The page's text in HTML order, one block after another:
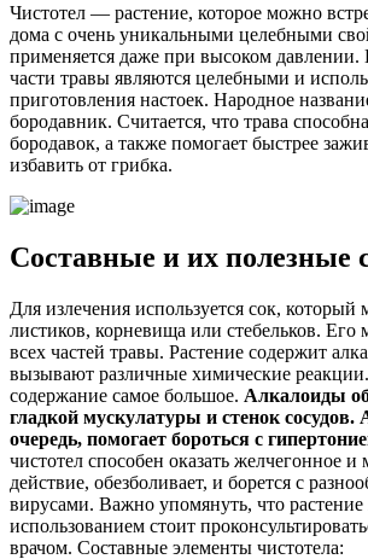
Чистотел — растение, которое можно
дома с очень уникальными целебными
применяется даже при высоком давлении.
части травы являются целебными и
приготовления настоек. Народное
бородавник. Считается, что трава
бородавок, а также помогает быстрее
избавить от грибка.
Составные и их полезные
Для излечения используется сок,
листиков, корневища или стебельков. Его
всех частей травы. Растение содержит
вызывают различные химические
содержание самое большое. Алкалоиды
гладкой мускулатуры и стенок сосудов.
очередь, помогает бороться с
чистотел способен оказать желчегонное и
действие, обезболивает, и борется с
вирусами. Важно упомянуть, что растение
использованием стоит
врачом. Составные элементы чистотела: